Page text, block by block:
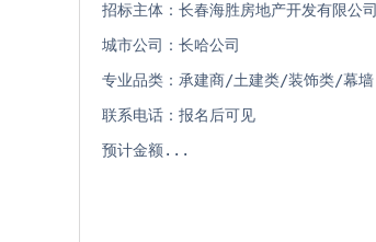
招标主体：长春海胜房地产开发有限公司
城市公司：长哈公司
专业品类：承建商/土建类/装饰类/幕墙
联系电话：报名后可见
预计金额...